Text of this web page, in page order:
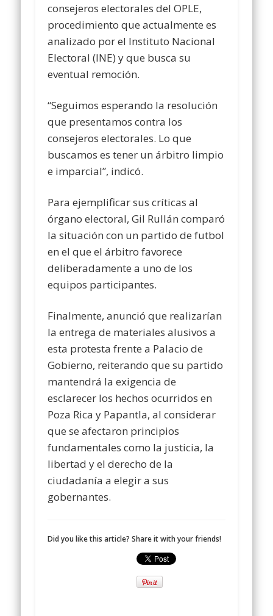
consejeros electorales del OPLE,
procedimiento que actualmente es
analizado por el Instituto Nacional
Electoral (INE) y que busca su
eventual remoción.
“Seguimos esperando la resolución
que presentamos contra los
consejeros electorales. Lo que
buscamos es tener un árbitro limpio
e imparcial”, indicó.
Para ejemplificar sus críticas al
órgano electoral, Gil Rullán comparó
la situación con un partido de futbol
en el que el árbitro favorece
deliberadamente a uno de los
equipos participantes.
Finalmente, anunció que realizarían
la entrega de materiales alusivos a
esta protesta frente a Palacio de
Gobierno, reiterando que su partido
mantendrá la exigencia de
esclarecer los hechos ocurridos en
Poza Rica y Papantla, al considerar
que se afectaron principios
fundamentales como la justicia, la
libertad y el derecho de la
ciudadanía a elegir a sus
gobernantes.
Did you like this article? Share it with your friends!